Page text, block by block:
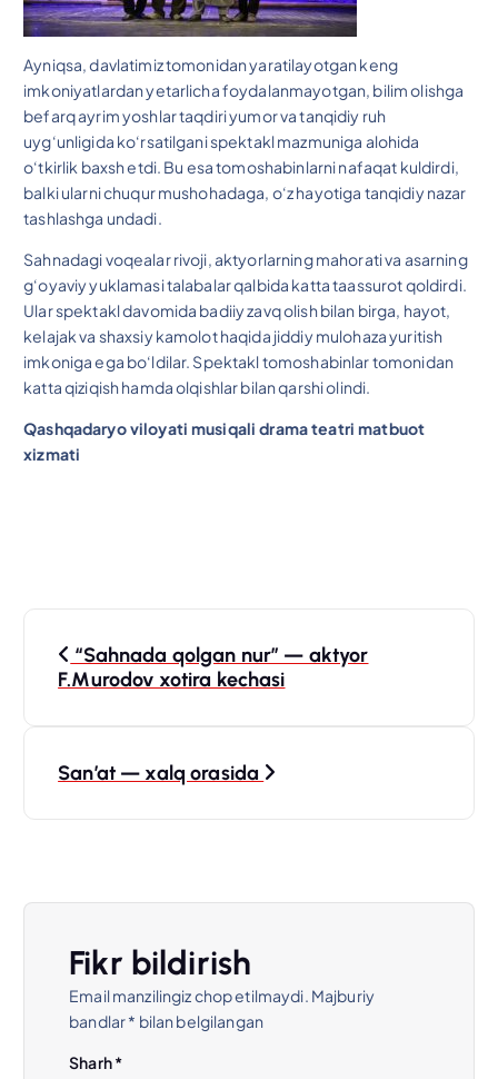
Ayniqsa, davlatimiz tomonidan yaratilayotgan keng
imkoniyatlardan yetarlicha foydalanmayotgan, bilim olishga
befarq ayrim yoshlar taqdiri yumor va tanqidiy ruh
uyg‘unligida ko‘rsatilgani spektakl mazmuniga alohida
o‘tkirlik baxsh etdi. Bu esa tomoshabinlarni nafaqat kuldirdi,
balki ularni chuqur mushohadaga, o‘z hayotiga tanqidiy nazar
tashlashga undadi.
Sahnadagi voqealar rivoji, aktyorlarning mahorati va asarning
g‘oyaviy yuklamasi talabalar qalbida katta taassurot qoldirdi.
Ular spektakl davomida badiiy zavq olish bilan birga, hayot,
kelajak va shaxsiy kamolot haqida jiddiy mulohaza yuritish
imkoniga ega bo‘ldilar. Spektakl tomoshabinlar tomonidan
katta qiziqish hamda olqishlar bilan qarshi olindi.
Qashqadaryo viloyati musiqali drama teatri matbuot
xizmati
e
“Sahnada qolgan nur” — aktyor
F.Murodov xotira kechasi
San’at — xalq orasida
Fikr bildirish
Email manzilingiz chop etilmaydi. Majburiy
bandlar* bilan belgilangan
Sharh*